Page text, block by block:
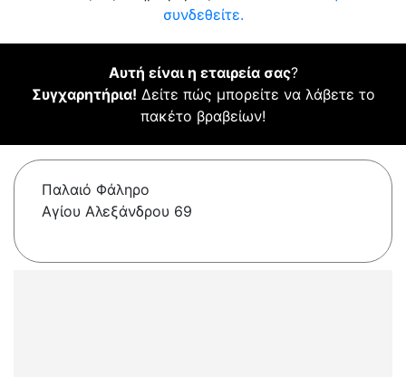
συνδεθείτε.
Αυτή είναι η εταιρεία σας?
Συγχαρητήρια! Δείτε πώς μπορείτε να λάβετε το
πακέτο βραβείων!
Παλαιό Φάληρο
Αγίου Αλεξάνδρου 69